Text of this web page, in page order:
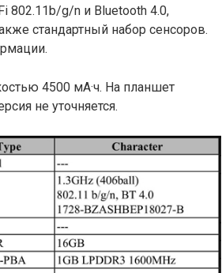
802.11b/g/n и Bluetooth 4.0,
стандартный набор сенсоров.
4500 мА·ч. На планшет
не уточняется.